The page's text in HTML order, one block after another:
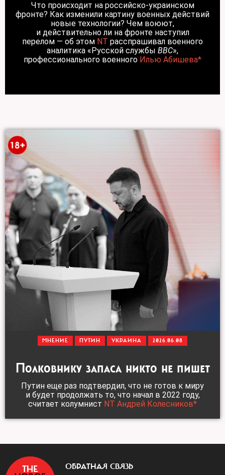
Что происходит на российско-украинском
фронте? Как изменили картину военных действий
новые технологии? Чем воюют,
и действительно ли на фронте наступил
перелом — об этом NT расспрашивал военного
аналитика «Русской службы BBC»,
профессионального военного Илью Абишева*
МНЕНИЕ ПУТИН УКРАИНА 2026.06.08
Полковнику запаса никто не пишет
Путин еще раз подтвердил, что не готов к миру
и будет продолжать то, что начал в 2022 году,
считает колумнист NT Андрей Колесников*
ОБРАТНАЯ СВЯЗЬ